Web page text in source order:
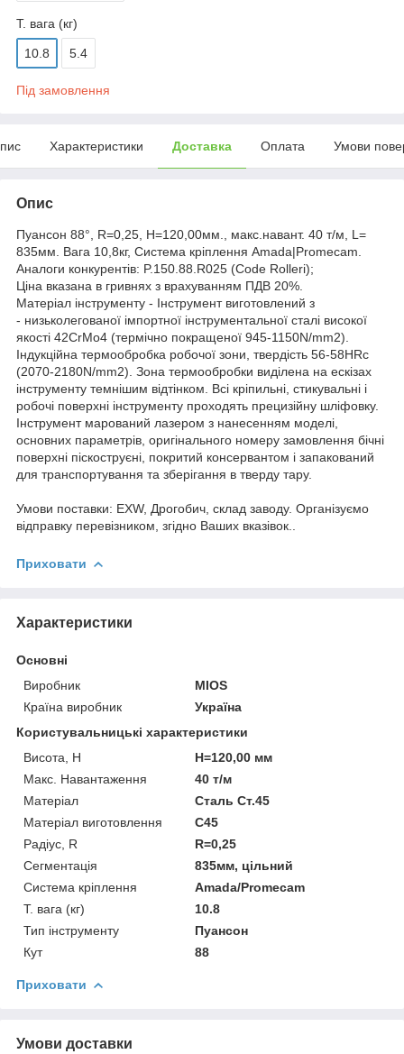
Т. вага (кг)
10.8 5.4
Під замовлення
Характеристики Доставка Оплата Умови
Опис
Пуансон 88°, R=0,25, H=120,00мм., макс.навант. 40 т/м, L=
835мм. Вага 10,8кг, Система кріплення Amada|Promecam.
Аналоги конкурентів: P.150.88.R025 (Code Rolleri);
Ціна вказана в гривнях з врахуванням ПДВ 20%.
Матеріал інструменту - Інструмент виготовлений з
- низьколегованої імпортної інструментальної сталі високої
якості 42CrMo4 (термічно покращеної 945-1150N/mm2).
Індукційна термообробка робочої зони, твердість 56-58HRc
(2070-2180N/mm2). Зона термообробки виділена на ескізах
інструменту темнішим відтінком. Всі кріпильні, стикувальні і
робочі поверхні інструменту проходять прецизійну шліфовку.
Інструмент марований лазером з нанесенням моделі,
основних параметрів, оригінального номеру замовлення бічні
поверхні піскоструєні, покритий консервантом і запакований
для транспортування та зберігання в тверду тару.
Умови поставки: EXW, Дрогобич, склад заводу. Організуємо
відправку перевізником, згідно Ваших вказівок..
Приховати
Характеристики
Основні
Виробник
MIOS
Країна виробник
Україна
Користувальницькі характеристики
Висота, H
H=120,00 мм
Макс. Навантаження
40 т/м
Матеріал
Сталь Ст.45
Матеріал виготовлення
C45
Радіус, R
R=0,25
Сегментація
835мм, цільний
Система кріплення
Amada/Promecam
Т. вага (кг)
10.8
Тип інструменту
Пуансон
Кут
88
Приховати
Умови доставки